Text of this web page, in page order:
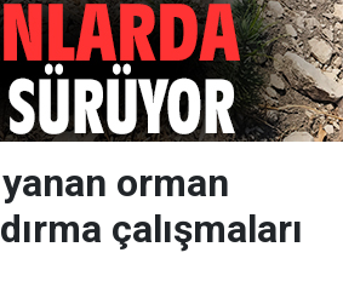
orman
çalışmaları